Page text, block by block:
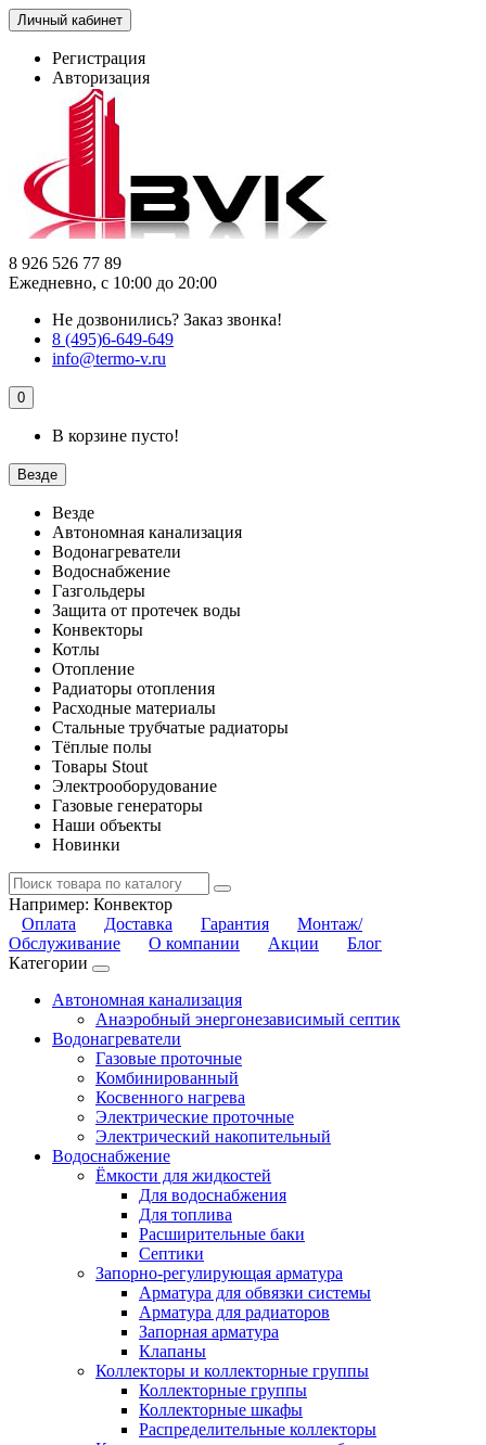
Личный кабинет
Регистрация
Авторизация
8 926 526 77 89
Ежедневно, с 10:00 до 20:00
Не дозвонились? Заказ звонка!
8 (495)6-649-649
info@termo-v.ru
0
В корзине пусто!
Везде
Везде
Автономная канализация
Водонагреватели
Водоснабжение
Газгольдеры
Защита от протечек воды
Конвекторы
Котлы
Отопление
Радиаторы отопления
Расходные материалы
Стальные трубчатые радиаторы
Тёплые полы
Товары Stout
Электрооборудование
Газовые генераторы
Наши объекты
Новинки
Например: Конвектор
Оплата
Доставка Гарантия
Монтаж/
Обслуживание
О компании Акции
Блог
Категории
Автономная канализация
Анаэробный энергонезависимый септик
Водонагреватели
Газовые проточные
Комбинированный
Косвенного нагрева
Электрические проточные
Электрический накопительный
Водоснабжение
Ёмкости для жидкостей
Для водоснабжения
Для топлива
Расширительные баки
Септики
Запорно-регулирующая арматура
Арматура для обвязки системы
Арматура для радиаторов
Запорная арматура
Клапаны
Коллекторы и коллекторные группы
Коллекторные группы
Коллекторные шкафы
Распределительные коллекторы